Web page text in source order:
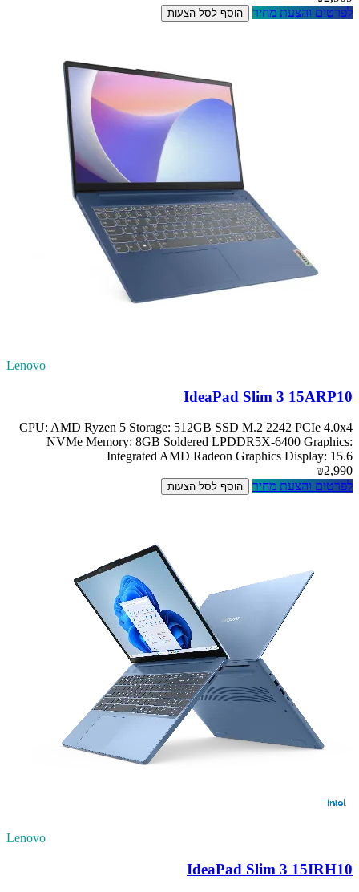
לפרטים והצעת מחיר
הוסף לסל הצעות
Lenovo
IdeaPad Slim 3 15ARP10
CPU: AMD Ryzen 5 Storage: 512GB SSD M.2 2242 PCIe 4.0x4
NVMe Memory: 8GB Soldered LPDDR5X-6400 Graphics:
Integrated AMD Radeon Graphics Display: 15.6
₪2,990
לפרטים והצעת מחיר
הוסף לסל הצעות
Lenovo
IdeaPad Slim 3 15IRH10